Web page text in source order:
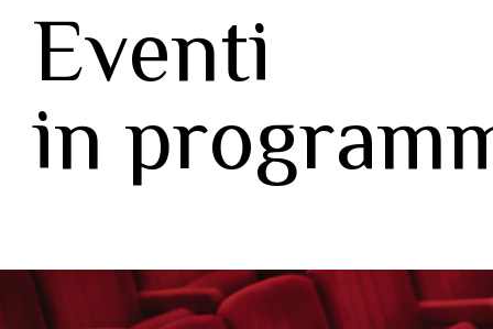
Eventi
in